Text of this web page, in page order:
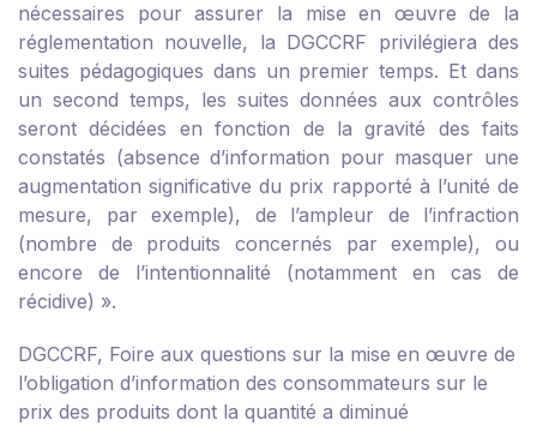
nécessaires pour assurer la mise en œuvre de la
réglementation nouvelle, la DGCCRF privilégiera des
suites pédagogiques dans un premier temps. Et dans
un second temps, les suites données aux contrôles
seront décidées en fonction de la gravité des faits
constatés (absence d’information pour masquer une
augmentation significative du prix rapporté à l’unité de
mesure, par exemple), de l’ampleur de l’infraction
(nombre de produits concernés par exemple), ou
encore de l’intentionnalité (notamment en cas de
récidive) ».
DGCCRF, Foire aux questions sur la mise en œuvre de
l’obligation d’information des consommateurs sur le
prix des produits dont la quantité a diminué